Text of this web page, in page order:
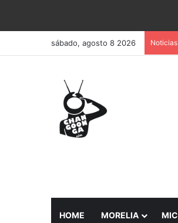
sábado, agosto 8 2026
HOME MORELIA